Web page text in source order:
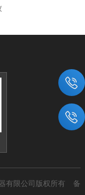
有限公司版权所有 备